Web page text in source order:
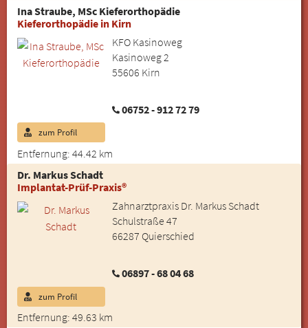
Ina Straube, MSc Kieferorthopädie
Kieferorthopädie in Kirn
KFO Kasinoweg
Kasinoweg 2
55606 Kirn
06752 - 912 72 79
Entfernung: 44.42 km
zum Profil
Dr. Markus Schadt
Implantat-Prüf-Praxis®
Zahnarztpraxis Dr. Markus Schadt
Schulstraße 47
66287 Quierschied
06897 - 68 04 68
Entfernung: 49.63 km
zum Profil